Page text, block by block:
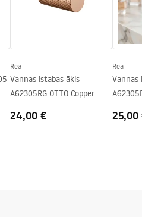
Rea
Vannas istabas āķis
A62305RG OTTO Copper
24,00 €
Rea
Vannas
25,00